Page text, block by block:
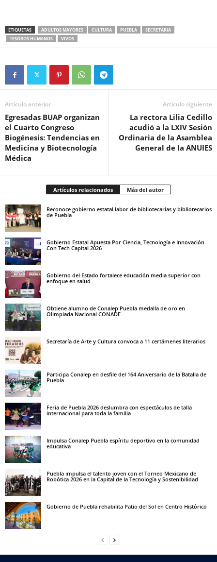
ETIQUETAS ADULTOS MAYORES CULTURA PUEBLA
SECRETARIA
TESOROS HUMANOS
VIVOS
Artículo anterior
Egresadas BUAP organizan
el Cuarto Congreso
Biogénesis: Tendencias en
Medicina y Biotecnología
Médica
Artículo siguiente
La rectora Lilia Cedillo
acudió a la LXIV Sesión
Ordinaria de la Asamblea
General de la ANUIES
Artículos relacionados Más del autor
Reconoce gobierno estatal labor de bibliotecarias y bibliotecarios
de Puebla
Gobierno Estatal Apuesta Por Ciencia, Tecnología e Innovación
Con Tech Capital 2026
Gobierno del Estado fortalece educación media superior con
enfoque en salud
Obtiene alumno de Conalep Puebla medalla de oro en
Olimpiada Nacional CONADE
Secretaría de Arte y Cultura convoca a 11 certámenes literarios
Participa Conalep en desfile del 164 Aniversario de la Batalla de
Puebla
Feria de Puebla 2026 deslumbra con espectáculos de talla
internacional para toda la familia
Impulsa Conalep Puebla espíritu deportivo en la comunidad
educativa
Puebla impulsa el talento joven con el Torneo Mexicano de
Robótica 2026 en la Capital de la Tecnología y Sostenibilidad
Gobierno de Puebla rehabilita Patio del Sol en Centro Histórico